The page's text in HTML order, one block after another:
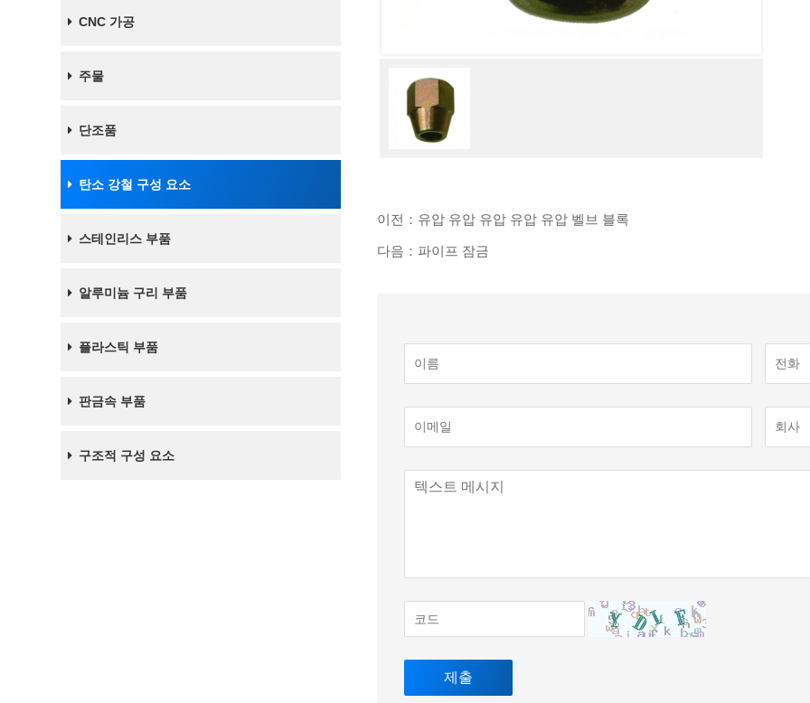
CNC 가공
주물
단조품
탄소 강철 구성 요소
스테인리스 부품
알루미늄 구리 부품
플라스틱 부품
판금속 부품
구조적 구성 요소
이전：유압 유압 유압 유압 유압 벨브 블록
다음：파이프 잠금